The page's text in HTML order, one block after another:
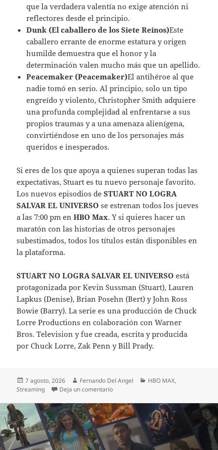
que la verdadera valentía no exige atención ni
reflectores desde el principio.
Dunk (El caballero de los Siete Reinos)Este
caballero errante de enorme estatura y origen
humilde demuestra que el honor y la
determinación valen mucho más que un apellido.
Peacemaker (Peacemaker)El antihéroe al que
nadie tomó en serio. Al principio, solo un tipo
engreído y violento, Christopher Smith adquiere
una profunda complejidad al enfrentarse a sus
propios traumas y a una amenaza alienígena,
convirtiéndose en uno de los personajes más
queridos e inesperados.
Si eres de los que apoya a quienes superan todas las
expectativas, Stuart es tu nuevo personaje favorito.
Los nuevos episodios deSTUART NO LOGRA
SALVAR EL UNIVERSOse estrenan todos los jueves
a las 7:00 pm enHBO Max. Y si quieres hacer un
maratón con las historias de otros personajes
subestimados, todos los títulos están disponibles en
la plataforma.
STUART NO LOGRA SALVAR EL UNIVERSOestá
protagonizada por Kevin Sussman (Stuart), Lauren
Lapkus (Denise), Brian Posehn (Bert) y John Ross
Bowie (Barry). La serie es una producción de Chuck
Lorre Productions en colaboración con Warner
Bros. Television y fue creada, escrita y producida
por Chuck Lorre, Zak Penn y Bill Prady.
Publicado
el
7 agosto, 2026 Autor
Fernando Del Angel Categorías
HBO MAX,
Streaming
Deja un comentarioen DE STUART A CHANDLER BING: